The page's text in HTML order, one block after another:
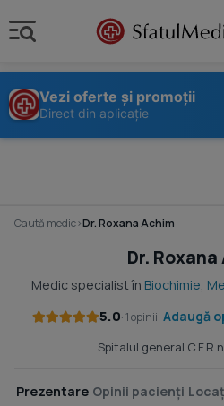
Vezi oferte și promoții
Direct din aplicație
Caută medic›Dr. Roxana Achim
Dr. Roxana
Medic specialist în Biochimie,
5.0· 1 opinii Adaugă
Spitalul general C.F.R
Prezentare Opinii pacienți